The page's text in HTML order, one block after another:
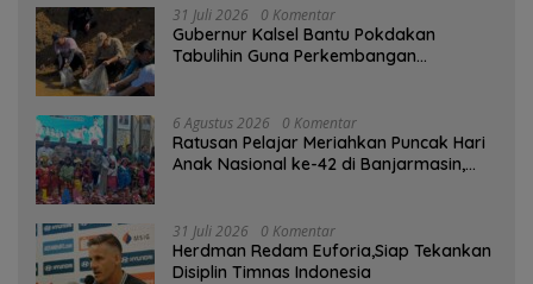
31 Juli 2026 0 Komentar
Gubernur Kalsel Bantu Pokdakan
Tabulihin Guna Perkembangan
6 Agustus 2026 0 Komentar
Ratusan Pelajar Meriahkan Puncak Hari
Anak Nasional ke-42 di Banjarmasin,
31 Juli 2026 0 Komentar
Herdman Redam Euforia,Siap Tekankan
Disiplin Timnas Indonesia